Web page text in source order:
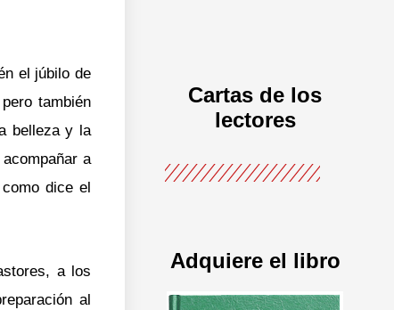
el júbilo de
también
belleza y la
a
dice el
a los
al
Cartas de los
lectores
Adquiere el libro